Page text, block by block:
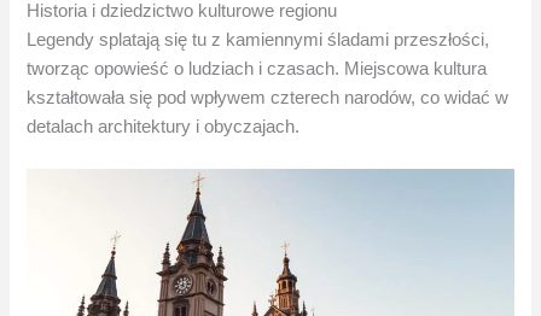
Historia i dziedzictwo kulturowe regionu
Legendy splatają się tu z kamiennymi śladami przeszłości,
tworząc opowieść o ludziach i czasach. Miejscowa kultura
kształtowała się pod wpływem czterech narodów, co widać w
detalach architektury i obyczajach.